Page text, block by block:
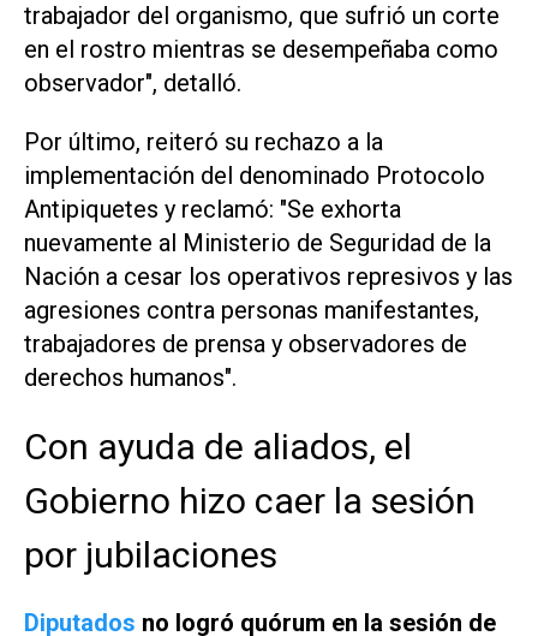
trabajador del organismo, que sufrió un corte
en el rostro mientras se desempeñaba como
observador", detalló.
Por último, reiteró su rechazo a la
implementación del denominado Protocolo
Antipiquetes y reclamó: "Se exhorta
nuevamente al Ministerio de Seguridad de la
Nación a cesar los operativos represivos y las
agresiones contra personas manifestantes,
trabajadores de prensa y observadores de
derechos humanos".
Con ayuda de aliados, el
Gobierno hizo caer la sesión
por jubilaciones
Diputados no logró quórum en la sesión de